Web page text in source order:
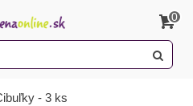
0
- 3 ks